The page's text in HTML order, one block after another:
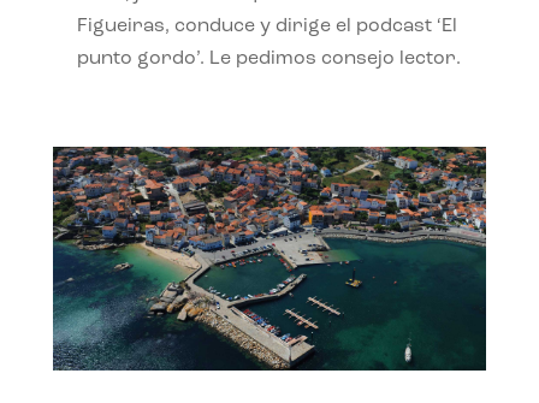
Figueiras, conduce y dirige el podcast ‘El
punto gordo’. Le pedimos consejo lector.